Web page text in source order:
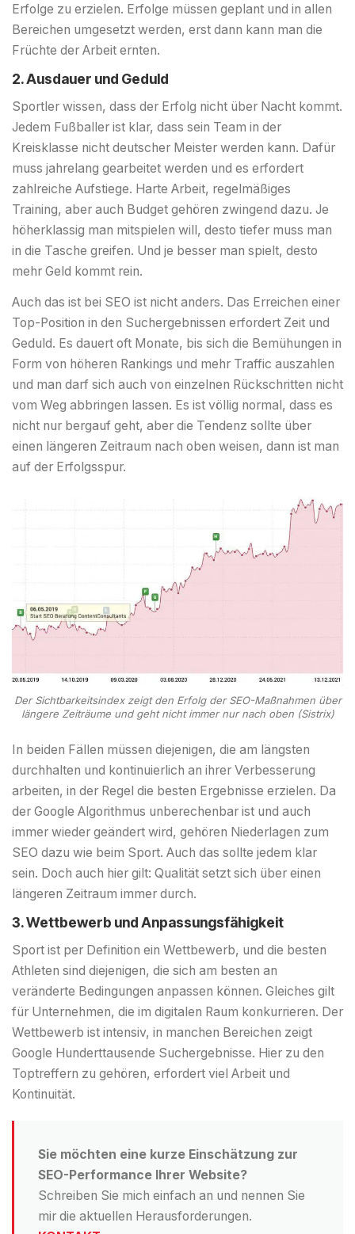
Erfolge zu erzielen. Erfolge müssen geplant und in allen
Bereichen umgesetzt werden, erst dann kann man die
Früchte der Arbeit ernten.
2. Ausdauer und Geduld
Sportler wissen, dass der Erfolg nicht über Nacht kommt.
Jedem Fußballer ist klar, dass sein Team in der
Kreisklasse nicht deutscher Meister werden kann. Dafür
muss jahrelang gearbeitet werden und es erfordert
zahlreiche Aufstiege. Harte Arbeit, regelmäßiges
Training, aber auch Budget gehören zwingend dazu. Je
höherklassig man mitspielen will, desto tiefer muss man
in die Tasche greifen. Und je besser man spielt, desto
mehr Geld kommt rein.
Auch das ist bei SEO ist nicht anders. Das Erreichen einer
Top-Position in den Suchergebnissen erfordert Zeit und
Geduld. Es dauert oft Monate, bis sich die Bemühungen in
Form von höheren Rankings und mehr Traffic auszahlen
und man darf sich auch von einzelnen Rückschritten nicht
vom Weg abbringen lassen. Es ist völlig normal, dass es
nicht nur bergauf geht, aber die Tendenz sollte über
einen längeren Zeitraum nach oben weisen, dann ist man
auf der Erfolgsspur.
Der Sichtbarkeitsindex zeigt den Erfolg der SEO-Maßnahmen über
längere Zeiträume und geht nicht immer nur nach oben (Sistrix)
In beiden Fällen müssen diejenigen, die am längsten
durchhalten und kontinuierlich an ihrer Verbesserung
arbeiten, in der Regel die besten Ergebnisse erzielen. Da
der Google Algorithmus unberechenbar ist und auch
immer wieder geändert wird, gehören Niederlagen zum
SEO dazu wie beim Sport. Auch das sollte jedem klar
sein. Doch auch hier gilt: Qualität setzt sich über einen
längeren Zeitraum immer durch.
3. Wettbewerb und Anpassungsfähigkeit
Sport ist per Definition ein Wettbewerb, und die besten
Athleten sind diejenigen, die sich am besten an
veränderte Bedingungen anpassen können. Gleiches gilt
für Unternehmen, die im digitalen Raum konkurrieren. Der
Wettbewerb ist intensiv, in manchen Bereichen zeigt
Google Hunderttausende Suchergebnisse. Hier zu den
Toptreffern zu gehören, erfordert viel Arbeit und
Kontinuität.
Sie möchten eine kurze Einschätzung zur
SEO-Performance Ihrer Website?
Schreiben Sie mich einfach an und nennen Sie
mir die aktuellen Herausforderungen.